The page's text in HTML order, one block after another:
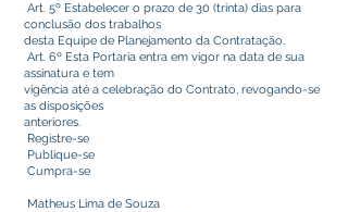
Art. 5º Estabelecer o prazo de 30 (trinta) dias para
conclusão dos trabalhos
desta Equipe de Planejamento da Contratação.
Art. 6º Esta Portaria entra em vigor na data de sua
assinatura e tem
vigência até a celebração do Contrato, revogando-se
as disposições
anteriores.
Registre-se
Publique-se
Cumpra-se
Matheus Lima de Souza